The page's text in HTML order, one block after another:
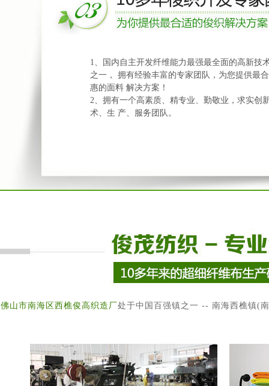
1、国内自主开发纤维能力最强最全面的高新技
之一， 拥有经验丰富的专家团队，为您提供最
惠的面料 解决方案！
2、拥有一个高素质、精专业、勤敬业，求实创
术、生 产、服务团队。
佛山市南海区西樵俊高织造厂处于中国百强镇之一 -- 南海西樵镇(